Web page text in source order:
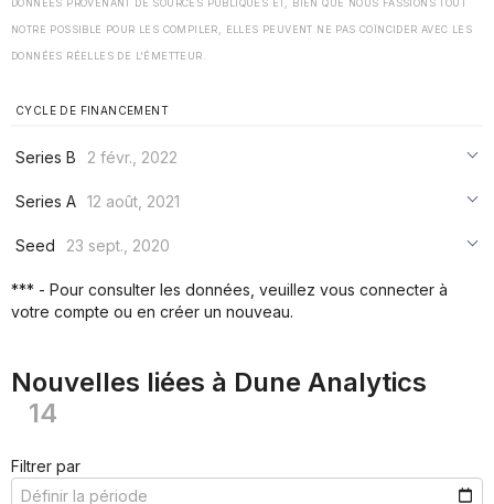
DONNÉES PROVENANT DE SOURCES PUBLIQUES ET, BIEN QUE NOUS FASSIONS TOUT
NOTRE POSSIBLE POUR LES COMPILER, ELLES PEUVENT NE PAS COÏNCIDER AVEC LES
DONNÉES RÉELLES DE L'ÉMETTEUR.
CYCLE DE FINANCEMENT
Series B
2 févr., 2022
***
Series A 12 août, 2021
***
Seed
23 sept., 2020
*** - Pour consulter les données, veuillez vous connecter à
votre compte ou en créer un nouveau.
Nouvelles liées à Dune Analytics
14
Filtrer par